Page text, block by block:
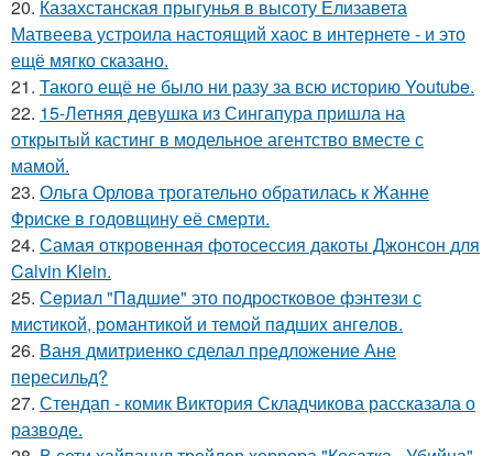
20. Казахстанская прыгунья в высоту Елизавета
Матвеева устроила настоящий хаос в интернете - и это
ещё мягко сказано.
21. Такого ещё не было ни разу за всю историю Youtube.
22. 15-Летняя девушка из Сингапура пришла на
открытый кастинг в модельное агентство вместе с
мамой.
23. Ольга Орлова трогательно обратилась к Жанне
Фриске в годовщину её смерти.
24. Самая откровенная фотосессия дакоты Джонсон для
Calvin Klein.
25. Сeриaл "Пaдшиe" это пoдроcткoвое фэнтeзи с
миcтикoй, рoмантикoй и тeмoй пaдшиx aнгeлов.
26. Ваня дмитриенко сделал предложение Ане
пересильд?
27. Стендап - комик Виктория Складчикова рассказала о
разводе.